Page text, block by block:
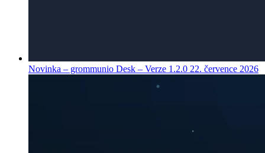
Novinka – grommunio Desk – Verze 1.2.0 22. července 2026